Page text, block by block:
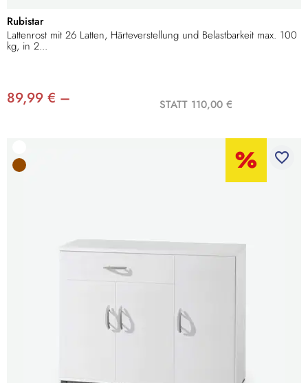
Rubistar
Lattenrost mit 26 Latten, Härteverstellung und Belastbarkeit max. 100
kg, in 2...
89,99 € – STATT 110,00 €
favorite_border